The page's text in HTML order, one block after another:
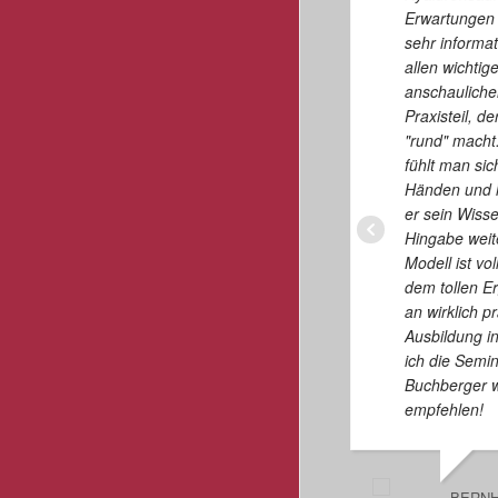
sehr
allen
Praxisteil,
"rund"
fühlt man
Händen und
er sein
Hingabe
Modell ist
dem tollen
an wirklich
Ausbildung
ich die
Buchberger
empfehlen!